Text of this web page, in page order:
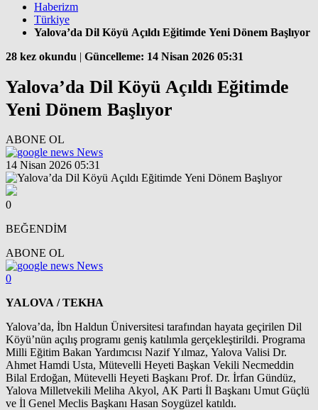
Haberizm
Türkiye
Yalova’da Dil Köyü Açıldı Eğitimde Yeni Dönem Başlıyor
28 kez okundu | Güncelleme: 14 Nisan 2026 05:31
Yalova’da Dil Köyü Açıldı Eğitimde
Yeni Dönem Başlıyor
ABONE OL
News
14 Nisan 2026 05:31
0
BEĞENDİM
ABONE OL
News
0
YALOVA / TEKHA
Yalova’da, İbn Haldun Üniversitesi tarafından hayata geçirilen Dil
Köyü’nün açılış programı geniş katılımla gerçekleştirildi. Programa
Milli Eğitim Bakan Yardımcısı Nazif Yılmaz, Yalova Valisi Dr.
Ahmet Hamdi Usta, Mütevelli Heyeti Başkan Vekili Necmeddin
Bilal Erdoğan, Mütevelli Heyeti Başkanı Prof. Dr. İrfan Gündüz,
Yalova Milletvekili Meliha Akyol, AK Parti İl Başkanı Umut Güçlü
ve İl Genel Meclis Başkanı Hasan Soygüzel katıldı.